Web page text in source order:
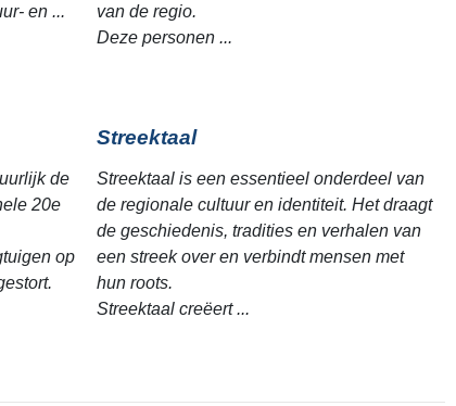
en ...
van de regio.
Deze personen ...
de
20e
op
Streektaal
Streektaal is een essentieel onderdeel van
de regionale cultuur en identiteit. Het draagt
de geschiedenis, tradities en verhalen van
een streek over en verbindt mensen met
hun roots.
Streektaal creëert ...